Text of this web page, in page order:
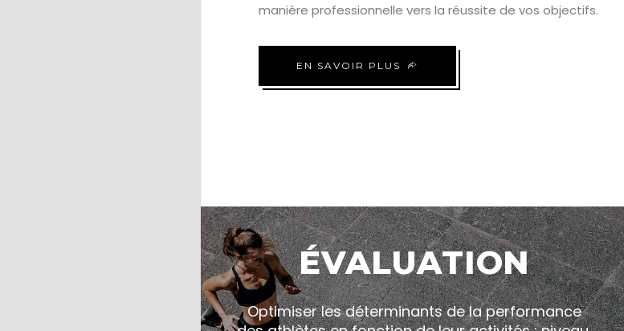
manière professionnelle vers la réussite de vos objectifs.
EN SAVOIR PLUS
ÉVALUATION
Optimiser les déterminants de la performance